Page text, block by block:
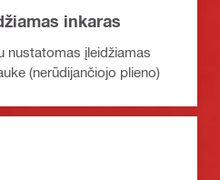
inkaras
nustatomas įleidžiamas
(nerūdijančiojo plieno)